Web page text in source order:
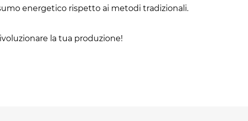
energetico rispetto ai metodi tradizionali.
la tua produzione!